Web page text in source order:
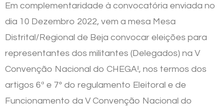
Em complementaridade à convocatória enviada no
dia 10 Dezembro 2022, vem a mesa Mesa
Distrital/Regional de Beja convocar eleições para
representantes dos militantes (Delegados) na V
Convenção Nacional do CHEGA!, nos termos dos
artigos 6ª e 7º do regulamento Eleitoral e de
Funcionamento da V Convenção Nacional do